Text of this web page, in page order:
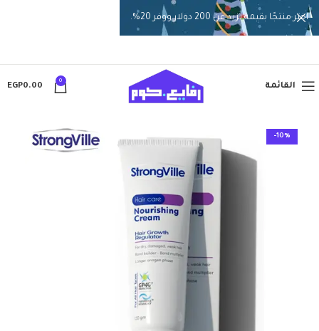
القائمة
0
EGP0.00
-10%
اختر منتجًا بقيمة تزيد عن 200 دولار ووفر 20%.